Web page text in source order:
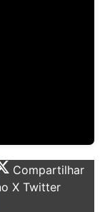
Compartilhar
X Twitter